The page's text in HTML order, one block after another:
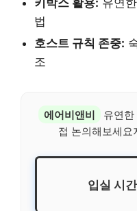
법
호스트 규칙 존중:
조
에어비앤비
유연
접 논의해보세요
입실 시